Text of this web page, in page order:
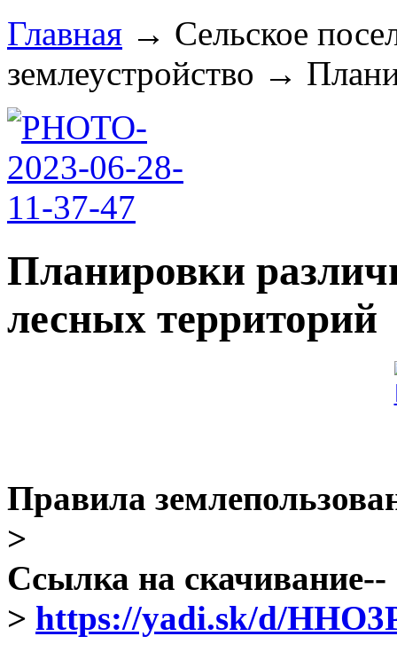
Главная → Сельское
землеустройство →
Планировки
лесных территорий
Правила
>
Ссылка на скачивание--
> https://yadi.sk/d/